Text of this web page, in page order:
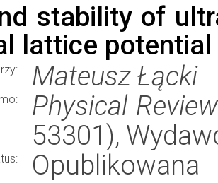
stability of
lattice
Mateusz Łącki
Physical
53301),
Opublikowana